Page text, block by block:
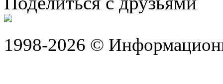
1998-2026 ©